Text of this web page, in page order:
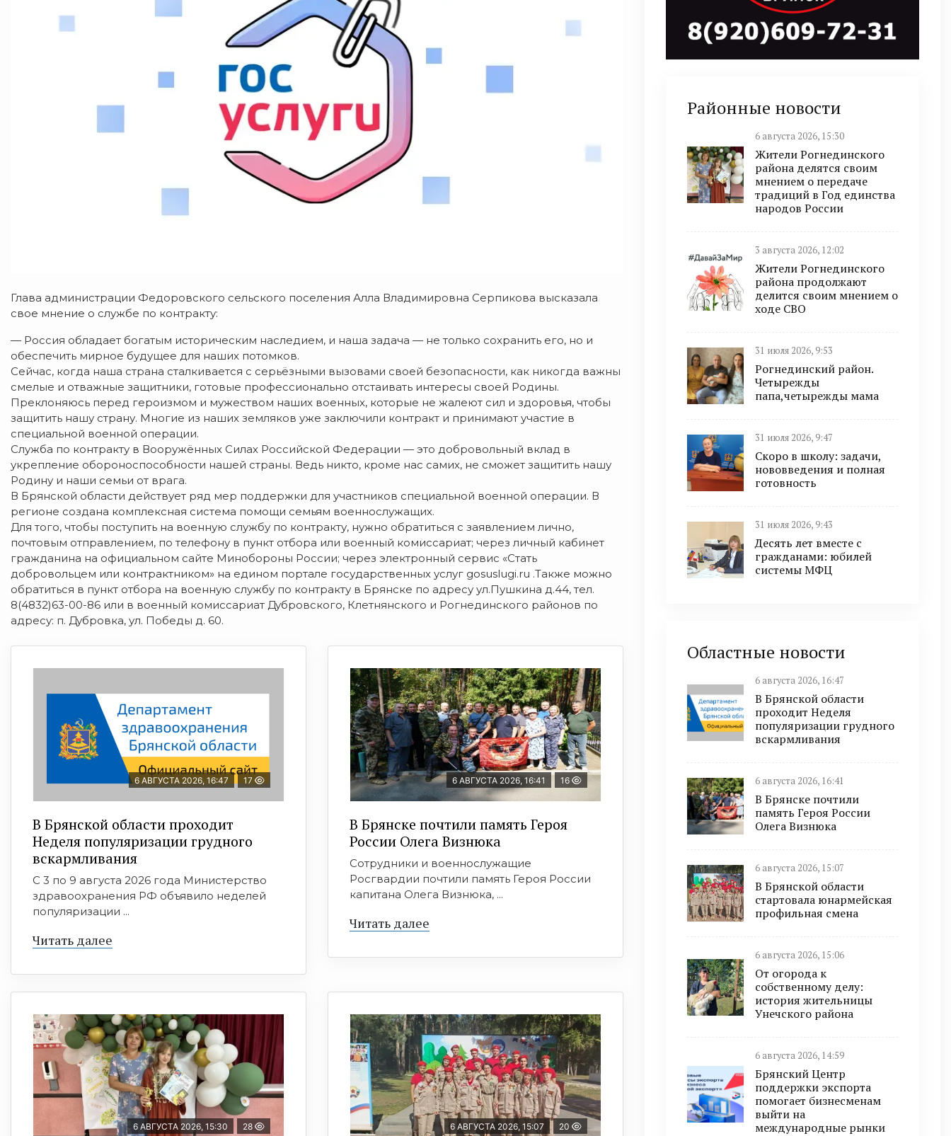
Глава администрации Федоровского сельского поселения Алла Владимировна Серпикова высказала
свое мнение о службе по контракту:
— Россия обладает богатым историческим наследием, и наша задача — не только сохранить его, но и
обеспечить мирное будущее для наших потомков.
Сейчас, когда наша страна сталкивается с серьёзными вызовами своей безопасности, как никогда важны
смелые и отважные защитники, готовые профессионально отстаивать интересы своей Родины.
Преклоняюсь перед героизмом и мужеством наших военных, которые не жалеют сил и здоровья, чтобы
защитить нашу страну. Многие из наших земляков уже заключили контракт и принимают участие в
специальной военной операции.
Служба по контракту в Вооружённых Силах Российской Федерации — это добровольный вклад в
укрепление обороноспособности нашей страны. Ведь никто, кроме нас самих, не сможет защитить нашу
Родину и наши семьи от врага.
В Брянской области действует ряд мер поддержки для участников специальной военной операции. В
регионе создана комплексная система помощи семьям военнослужащих.
Для того, чтобы поступить на военную службу по контракту, нужно обратиться с заявлением лично,
почтовым отправлением, по телефону в пункт отбора или военный комиссариат; через личный кабинет
гражданина на официальном сайте Минобороны России; через электронный сервис «Стать
добровольцем или контрактником» на едином портале государственных услуг gosuslugi.ru .Также можно
обратиться в пункт отбора на военную службу по контракту в Брянске по адресу ул.Пушкина д.44, тел.
8(4832)63-00-86 или в военный комиссариат Дубровского, Клетнянского и Рогнединского районов по
адресу: п. Дубровка, ул. Победы д. 60.
6 АВГУСТА 2026, 16:47 17
В Брянской области проходит
Неделя популяризации грудного
вскармливания
С 3 по 9 августа 2026 года Министерство
здравоохранения РФ объявило неделей
популяризации ...
Читать далее
6 АВГУСТА 2026, 16:41 16
В Брянске почтили память Героя
России Олега Визнюка
Сотрудники и военнослужащие
Росгвардии почтили память Героя России
капитана Олега Визнюка, ...
Читать далее
6 АВГУСТА 2026, 15:30 28 6 АВГУСТА 2026, 15:07 20
Районные новости
6 августа 2026, 15:30
Жители Рогнединского
района делятся своим
мнением о передаче
традиций в Год единства
народов России
3 августа 2026, 12:02
Жители Рогнединского
района продолжают
делится своим мнением о
ходе СВО
31 июля 2026, 9:53
Рогнединский район.
Четырежды
папа,четырежды мама
31 июля 2026, 9:47
Скоро в школу: задачи,
нововведения и полная
готовность
31 июля 2026, 9:43
Десять лет вместе с
гражданами: юбилей
системы МФЦ
Областные новости
6 августа 2026, 16:47
В Брянской области
проходит Неделя
популяризации грудного
вскармливания
6 августа 2026, 16:41
В Брянске почтили
память Героя России
Олега Визнюка
6 августа 2026, 15:07
В Брянской области
стартовала юнармейская
профильная смена
6 августа 2026, 15:06
От огорода к
собственному делу:
история жительницы
Унечского района
6 августа 2026, 14:59
Брянский Центр
поддержки экспорта
помогает бизнесменам
выйти на
международные рынки